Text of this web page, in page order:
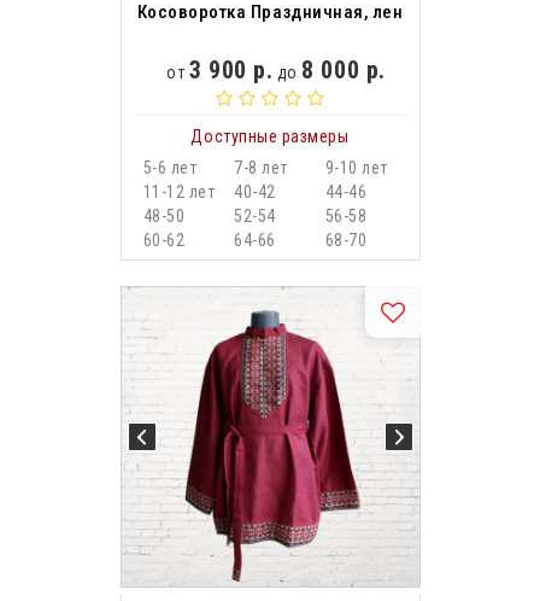
Косоворотка Праздничная, лен
от 3 900 р. до 8 000 р.
Доступные размеры
5-6 лет
7-8 лет
9-10 лет
11-12 лет
40-42
44-46
48-50
52-54
56-58
60-62
64-66 68-70